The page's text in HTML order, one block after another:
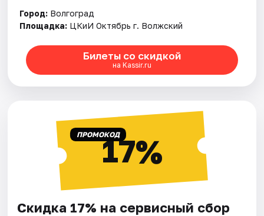
Город: Волгоград
Площадка: ЦКиИ Октябрь г. Волжский
Билеты со скидкой
на Kassir.ru
ПРОМОКОД17%
Скидка 17% на сервисный сбор